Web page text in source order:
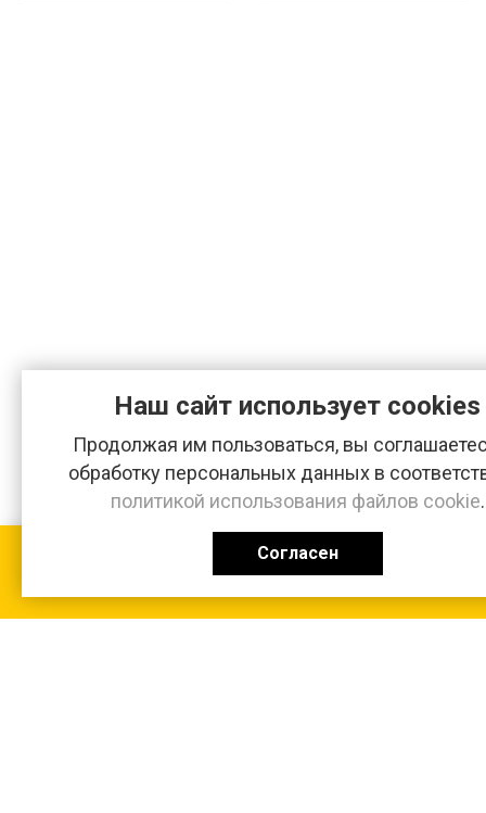
Наш сайт использует cookies
Продолжая им пользоваться, вы
обработку персональных данных в
политикой использования файлов cookie.
Согласен